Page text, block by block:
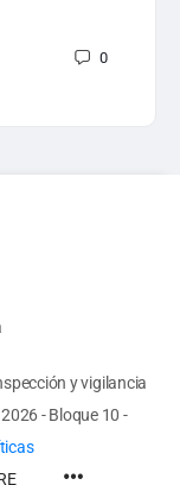
0
y vigilancia
- Bloque 10 -